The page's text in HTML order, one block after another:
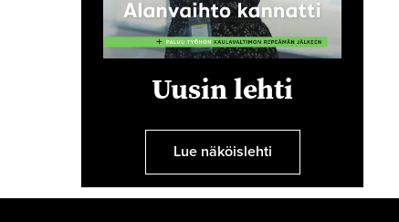
Uusin lehti
Lue näköislehti